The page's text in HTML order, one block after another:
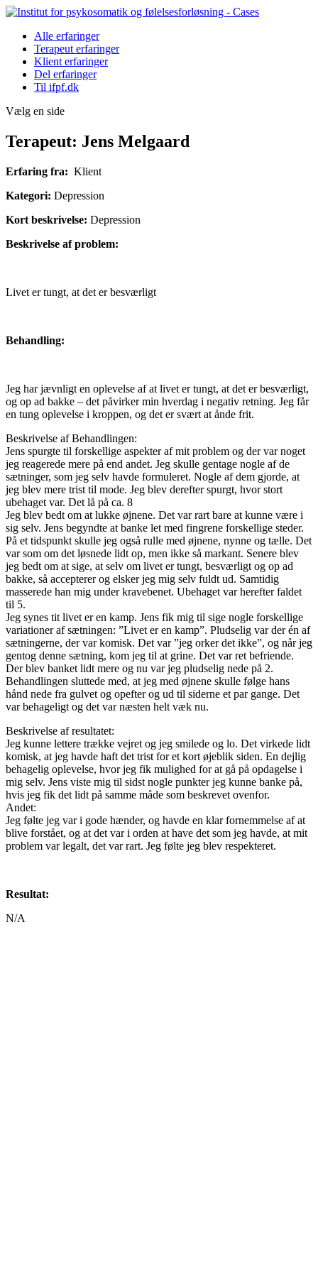
Alle erfaringer
Terapeut erfaringer
Klient erfaringer
Del erfaringer
Til ifpf.dk
Vælg en side
Terapeut: Jens Melgaard
Erfaring fra: Klient
Kategori: Depression
Kort beskrivelse: Depression
Beskrivelse af problem:
Livet er tungt, at det er besværligt
Behandling:
Jeg har jævnligt en oplevelse af at livet er tungt, at det er besværligt,
og op ad bakke – det påvirker min hverdag i negativ retning. Jeg får
en tung oplevelse i kroppen, og det er svært at ånde frit.
Beskrivelse af Behandlingen:
Jens spurgte til forskellige aspekter af mit problem og der var noget
jeg reagerede mere på end andet. Jeg skulle gentage nogle af de
sætninger, som jeg selv havde formuleret. Nogle af dem gjorde, at
jeg blev mere trist til mode. Jeg blev derefter spurgt, hvor stort
ubehaget var. Det lå på ca. 8
Jeg blev bedt om at lukke øjnene. Det var rart bare at kunne være i
sig selv. Jens begyndte at banke let med fingrene forskellige steder.
På et tidspunkt skulle jeg også rulle med øjnene, nynne og tælle. Det
var som om det løsnede lidt op, men ikke så markant. Senere blev
jeg bedt om at sige, at selv om livet er tungt, besværligt og op ad
bakke, så accepterer og elsker jeg mig selv fuldt ud. Samtidig
masserede han mig under kravebenet. Ubehaget var herefter faldet
til 5.
Jeg synes tit livet er en kamp. Jens fik mig til sige nogle forskellige
variationer af sætningen: ”Livet er en kamp”. Pludselig var der én af
sætningerne, der var komisk. Det var ”jeg orker det ikke”, og når jeg
gentog denne sætning, kom jeg til at grine. Det var ret befriende.
Der blev banket lidt mere og nu var jeg pludselig nede på 2.
Behandlingen sluttede med, at jeg med øjnene skulle følge hans
hånd nede fra gulvet og opefter og ud til siderne et par gange. Det
var behageligt og det var næsten helt væk nu.
Beskrivelse af resultatet:
Jeg kunne lettere trække vejret og jeg smilede og lo. Det virkede lidt
komisk, at jeg havde haft det trist for et kort øjeblik siden. En dejlig
behagelig oplevelse, hvor jeg fik mulighed for at gå på opdagelse i
mig selv. Jens viste mig til sidst nogle punkter jeg kunne banke på,
hvis jeg fik det lidt på samme måde som beskrevet ovenfor.
Andet:
Jeg følte jeg var i gode hænder, og havde en klar fornemmelse af at
blive forstået, og at det var i orden at have det som jeg havde, at mit
problem var legalt, det var rart. Jeg følte jeg blev respekteret.
Resultat:
N/A